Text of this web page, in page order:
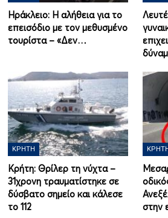
Ηράκλειο: Η αλήθεια για το
επεισόδιο με τον μεθυσμένο
τουρίστα – «Δεν…
ΚΡΉΤΗ
Κρήτη: Θρίλερ τη νύχτα –
31χρονη τραυματίστηκε σε
δύσβατο σημείο και κάλεσε
το 112
ΚΡΉΤΗ
στην